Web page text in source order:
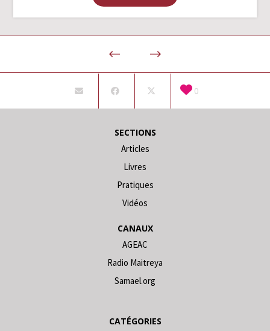
0
SECTIONS
Articles
Livres
Pratiques
Vidéos
CANAUX
AGEAC
Radio Maitreya
Samael.org
CATÉGORIES